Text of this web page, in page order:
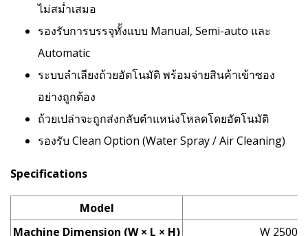
ไม่สม่ำเสมอ
รองรับการบรรจุทั้งแบบ Manual, Semi-auto และ
Automatic
ระบบลำเลียงถ้วยอัตโนมัติ พร้อมจ่ายสินค้าเข้าซอง
อย่างถูกต้อง
ถ้วยเปล่าจะถูกส่งกลับตำแหน่งโหลดโดยอัตโนมัติ
รองรับ Clean Option (Water Spray / Air Cleaning)
Specifications
Model
Machine Dimension (W × L × H)
W 2500